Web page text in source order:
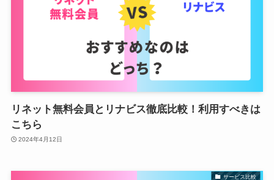
リネット無料会員とリナビス徹底比較！利用すべきは
こちら
2024年4月12日
サービス比較